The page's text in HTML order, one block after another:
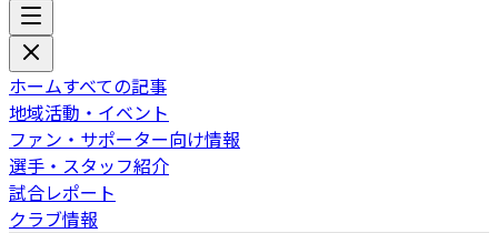
ホームすべての記事
地域活動・イベント
ファン・サポーター向け情報
選手・スタッフ紹介
試合レポート
クラブ情報